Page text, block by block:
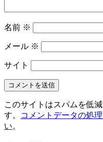
名前 ※
メール ※
サイト
このサイトはスパムを低
す。
コメントデータの処
い。